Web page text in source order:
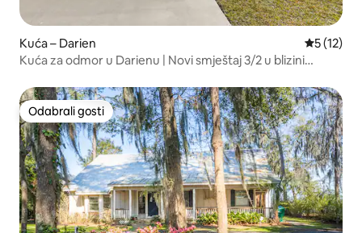
Kuća – Darien Prosječna
5 (12)
Kuća za odmor u Darienu | Novi smještaj 3/2 u blizini
Odabrali gosti
Odabrali gosti